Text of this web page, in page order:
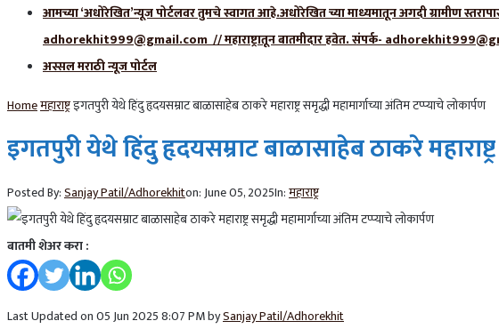
आमच्या ‘अधोरेखित’न्यूज पोर्टलवर तुमचे स्वागत आहे.अधोरेखित च्या माध्यमातून अगदी ग्रामीण
adhorekhit999@gmail.com // महाराष्ट्रातून बातमीदार हवेत. संपर्क-
अस्सल मराठी न्यूज पोर्टल
Homeमहाराष्ट्रइगतपुरी येथे हिंदु हृदयसम्राट बाळासाहेब ठाकरे महाराष्ट्र समृद्धी महामार्गाच्या अंतिम टप्प्याचे लोकार्पण
इगतपुरी येथे हिंदु हृदयसम्राट बाळासाहेब ठाकरे
Posted By:Sanjay Patil/Adhorekhiton: June 05, 2025In:महाराष्ट्र
बातमी शेअर करा :
Last Updated on 05 Jun 2025 8:07 PM bySanjay Patil/Adhorekhit